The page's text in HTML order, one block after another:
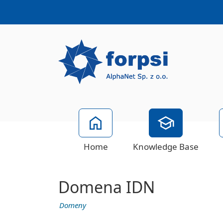
Home Knowledge Base
Domena IDN
Domeny